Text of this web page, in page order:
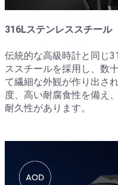
316Lステンレススチール
伝統的な高級時計と同じ
ススチールを採用し、数
て繊細な外観が作り出さ
度、高い耐腐食性を備え
耐久性があります。